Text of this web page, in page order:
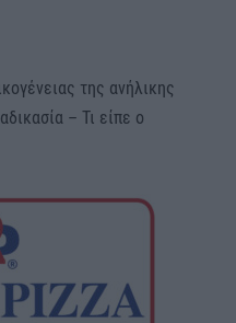
της ανήλικης
– Τι είπε ο